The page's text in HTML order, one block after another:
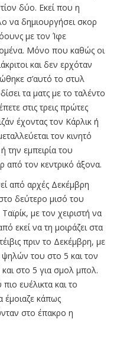
δύο. Εκεί που η
να δημιουργήσει σκορ
με τον Ίφε
Μόνο που καθώς οι
και δεν ερχόταν
σ’αυτό το στυλ
τα ματς με το ταλέντο
στις τρεις πρώτες
έχοντας τον Κάρλικ ή
τον κινητό
την εμπειρία του
από τον κεντρικό άξονα.
από αρχές Δεκέμβρη
δεύτερο μισό του
με τον χειριστή να
εκεί να τη μοιράζει στα
πριν το Δεκέμβρη, με
ψηλών του στο 5 και τον
στο 5 για σμολ μπολ.
ευέλικτα και το
κάπως
στο έπακρο η